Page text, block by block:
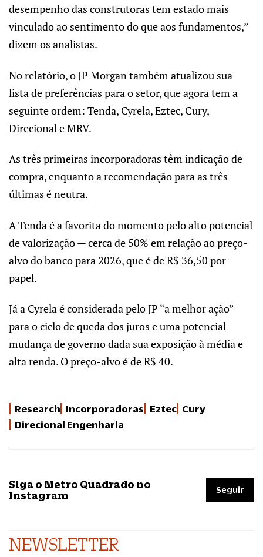
desempenho das construtoras tem estado mais
vinculado ao sentimento do que aos fundamentos,”
dizem os analistas.
No relatório, o JP Morgan também atualizou sua
lista de preferências para o setor, que agora tem a
seguinte ordem: Tenda, Cyrela, Eztec, Cury,
Direcional e MRV.
As três primeiras incorporadoras têm indicação de
compra, enquanto a recomendação para as três
últimas é neutra.
A Tenda é a favorita do momento pelo alto potencial
de valorização — cerca de 50% em relação ao preço-
alvo do banco para 2026, que é de R$ 36,50 por
papel.
Já a Cyrela é considerada pelo JP “a melhor ação”
para o ciclo de queda dos juros e uma potencial
mudança de governo dada sua exposição à média e
alta renda. O preço-alvo é de R$ 40.
Research Incorporadoras Eztec Cury
Direcional Engenharia
Siga o Metro Quadrado no
Instagram
Seguir
NEWSLETTER